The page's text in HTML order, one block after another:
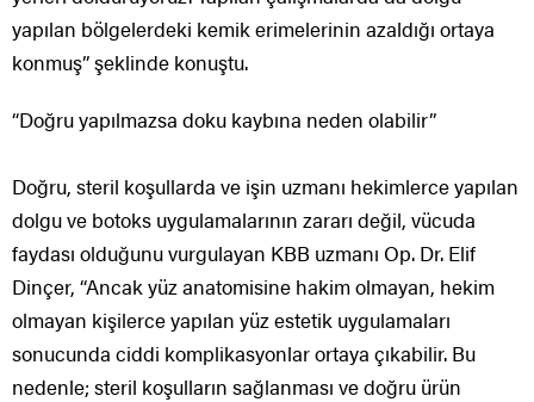
yapılan bölgelerdeki kemik erimelerinin azaldığı ortaya
konmuş” şeklinde konuştu.
“Doğru yapılmazsa doku kaybına neden olabilir”
Doğru, steril koşullarda ve işin uzmanı hekimlerce yapılan
dolgu ve botoks uygulamalarının zararı değil, vücuda
faydası olduğunu vurgulayan KBB uzmanı Op. Dr. Elif
Dinçer, “Ancak yüz anatomisine hakim olmayan, hekim
olmayan kişilerce yapılan yüz estetik uygulamaları
sonucunda ciddi komplikasyonlar ortaya çıkabilir. Bu
nedenle; steril koşulların sağlanması ve doğru ürün